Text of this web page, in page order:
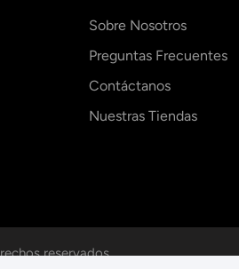
Sobre Nosotros
Preguntas Frecuentes
Contáctanos
Nuestras Tiendas
reservados.